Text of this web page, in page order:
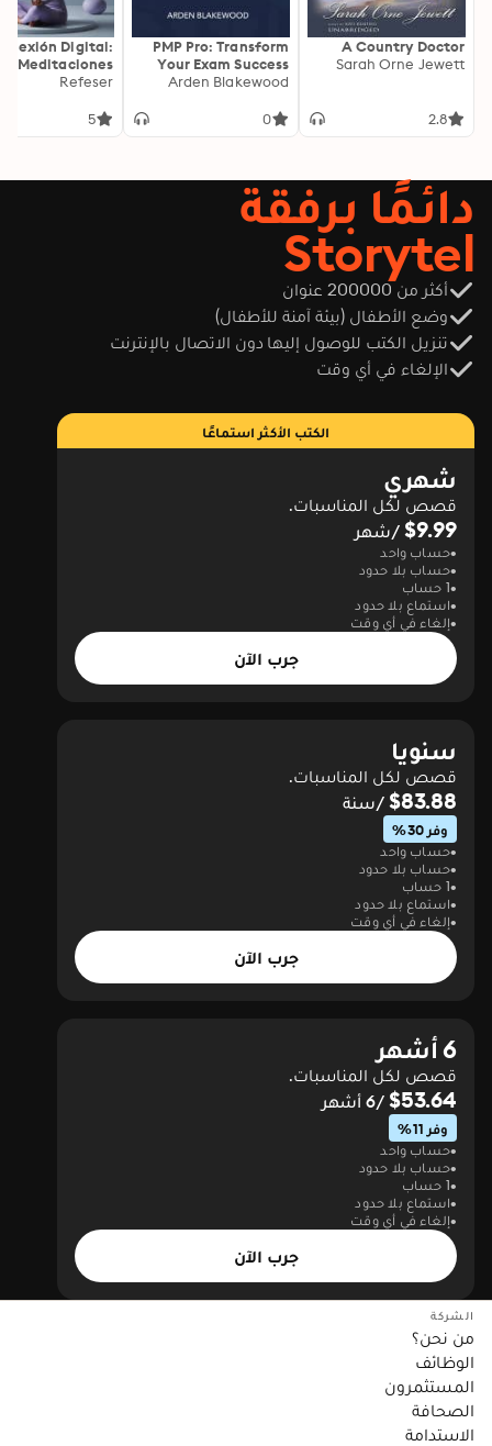
A Country Doctor
Sarah Orne Jewett
2.8
PMP Pro: Transform
Your Exam Success
with Game-Changing
PMP exam results!
performance on test
day."
Arden Blakewood
0
Digital:
Meditaciones
para Calma y
Refeser
5
دائمًا برفقة
Storytel
أكثر من 200000 عنوان
وضع الأطفال (بيئة آمنة للأطفال)
تنزيل الكتب للوصول إليها دون الاتصال بالإنترنت
الإلغاء في أي وقت
الكتب الأكثر استماعًا
شهري
قصص لكل المناسبات.
$9.99 /شهر
حساب واحد
حساب بلا حدود
1 حساب
استماع بلا حدود
إلغاء في أي وقت
جرب الآن
سنويا
قصص لكل المناسبات.
$83.88 /سنة
وفر 30%
حساب واحد
حساب بلا حدود
1 حساب
استماع بلا حدود
إلغاء في أي وقت
جرب الآن
6 أشهر
قصص لكل المناسبات.
$53.64 /6 أشهر
وفر 11%
حساب واحد
حساب بلا حدود
1 حساب
استماع بلا حدود
إلغاء في أي وقت
جرب الآن
الشركة
من نحن؟
الوظائف
المستثمرون
الصحافة
الاستدامة